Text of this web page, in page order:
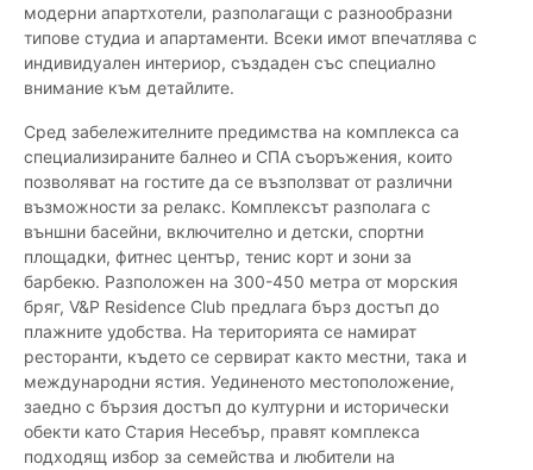
модерни апартхотели, разполагащи с разнообразни
типове студиа и апартаменти. Всеки имот впечатлява с
индивидуален интериор, създаден със специално
внимание към детайлите.
Сред забележителните предимства на комплекса са
специализираните балнео и СПА съоръжения, които
позволяват на гостите да се възползват от различни
възможности за релакс. Комплексът разполага с
външни басейни, включително и детски, спортни
площадки, фитнес център, тенис корт и зони за
барбекю. Разположен на 300-450 метра от морския
бряг, V&P Residence Club предлага бърз достъп до
плажните удобства. На територията се намират
ресторанти, където се сервират както местни, така и
международни ястия. Уединеното местоположение,
заедно с бързия достъп до културни и исторически
обекти като Стария Несебър, правят комплекса
подходящ избор за семейства и любители на